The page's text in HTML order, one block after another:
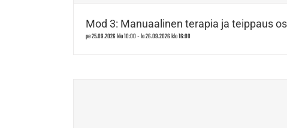
Mod 3: Manuaalinen terapia ja teippaus
pe 25.09.2026 klo 10:00-la 26.09.2026 klo 16:00